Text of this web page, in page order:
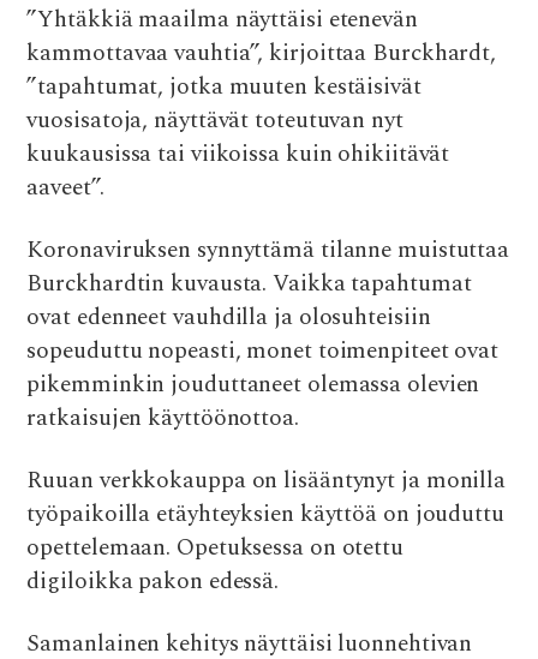
”Yhtäkkiä maailma näyttäisi etenevän
kammottavaa vauhtia”, kirjoittaa Burckhardt,
”tapahtumat, jotka muuten kestäisivät
vuosisatoja, näyttävät toteutuvan nyt
kuukausissa tai viikoissa kuin ohikiitävät
aaveet”.
Koronaviruksen synnyttämä tilanne muistuttaa
Burckhardtin kuvausta. Vaikka tapahtumat
ovat edenneet vauhdilla ja olosuhteisiin
sopeuduttu nopeasti, monet toimenpiteet ovat
pikemminkin jouduttaneet olemassa olevien
ratkaisujen käyttöönottoa.
Ruuan verkkokauppa on lisääntynyt ja monilla
työpaikoilla etäyhteyksien käyttöä on jouduttu
opettelemaan. Opetuksessa on otettu
digiloikka pakon edessä.
Samanlainen kehitys näyttäisi luonnehtivan